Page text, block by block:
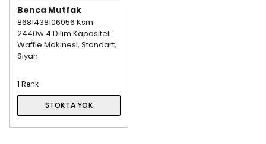
Benca Mutfak
8681438106056 Ksm
2440w 4 Dilim Kapasiteli
Waffle Makinesi, Standart,
Siyah
1 Renk
STOKTA YOK